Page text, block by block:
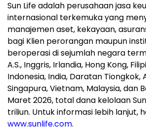
Sun Life adalah perusahaan jasa
internasional terkemuka yang
manajemen aset, kekayaan,
bagi Klien perorangan maupun
beroperasi di sejumlah negara
A.S., Inggris, Irlandia, Hong Kong,
Indonesia, India, Daratan Tiongkok,
Singapura, Vietnam, Malaysia, dan
Maret 2026, total dana kelolaan
triliun. Untuk informasi lebih lanjut,
www.sunlife.com.